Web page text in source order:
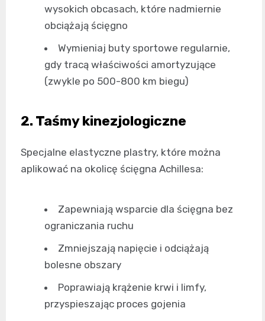
wysokich obcasach, które nadmiernie
obciążają ścięgno
Wymieniaj buty sportowe regularnie,
gdy tracą właściwości amortyzujące
(zwykle po 500-800 km biegu)
2. Taśmy kinezjologiczne
Specjalne elastyczne plastry, które można
aplikować na okolicę ścięgna Achillesa:
Zapewniają wsparcie dla ścięgna bez
ograniczania ruchu
Zmniejszają napięcie i odciążają
bolesne obszary
Poprawiają krążenie krwi i limfy,
przyspieszając proces gojenia